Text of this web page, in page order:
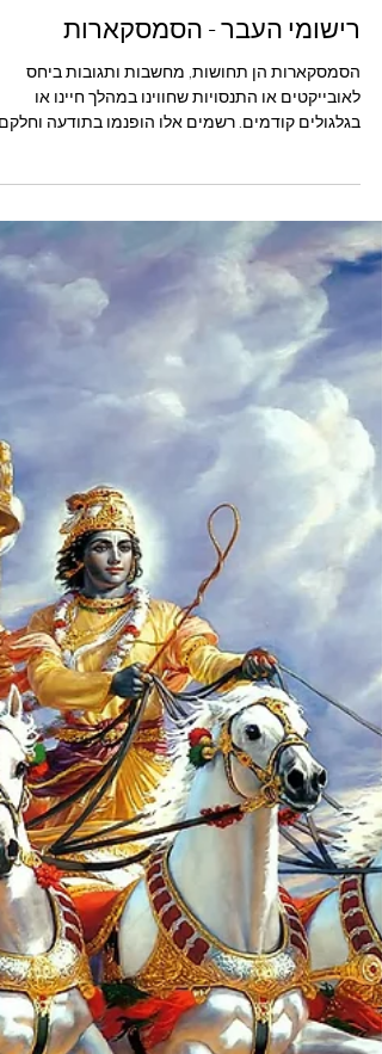
רישומי העבר - הסמסקארות
הסמסקארות הן תחושות, מחשבות ותגובות ביחס
לאובייקטים או התנסויות שחווינו במהלך חיינו או
בגלגולים קודמים. רשמים אלו הופנמו בתודעה
אף...